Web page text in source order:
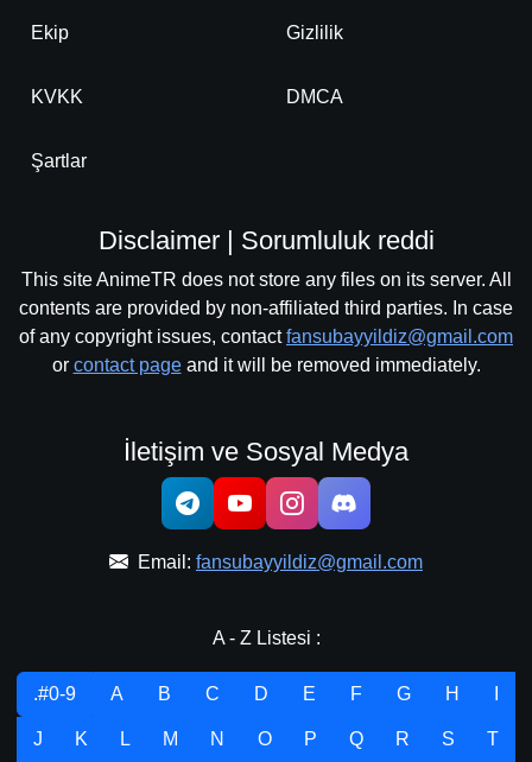
Ekip Gizlilik
KVKK DMCA
Şartlar
Disclaimer | Sorumluluk reddi
This site AnimeTR does not store any files on its server. All
contents are provided by non-affiliated third parties. In case
of any copyright issues, contactfansubayyildiz@gmail.com
or contact pageand it will be removed immediately.
İletişim ve Sosyal Medya
Email: fansubayyildiz@gmail.com
A - Z Listesi :
.#0-9 A B C D E F G H
J K L M N O P Q R S T